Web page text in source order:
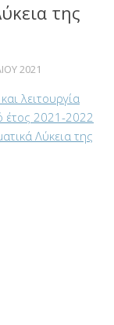
της
2021
λειτουργία
έτος 2021-2022
Λύκεια της